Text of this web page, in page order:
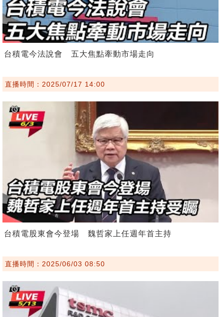
台積電今法說會 五大焦點牽動市場走向
直播時間：2025/07/17 14:00
台積電股東會今登場 魏哲家上任週年首主持
直播時間：2025/06/03 08:50